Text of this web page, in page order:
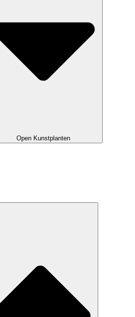
Open Kunstplanten